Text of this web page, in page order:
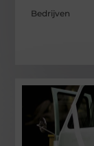
Bedrijven